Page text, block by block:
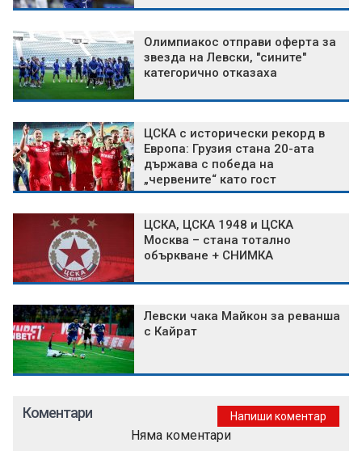
Олимпиакос отправи оферта за
звезда на Левски, "сините"
категорично отказаха
ЦСКА с исторически рекорд в
Европа: Грузия стана 20-ата
държава с победа на
„червените“ като гост
ЦСКА, ЦСКА 1948 и ЦСКА
Москва – стана тотално
объркване + СНИМКА
Левски чака Майкон за реванша
с Кайрат
Коментари Напиши коментар
Няма коментари